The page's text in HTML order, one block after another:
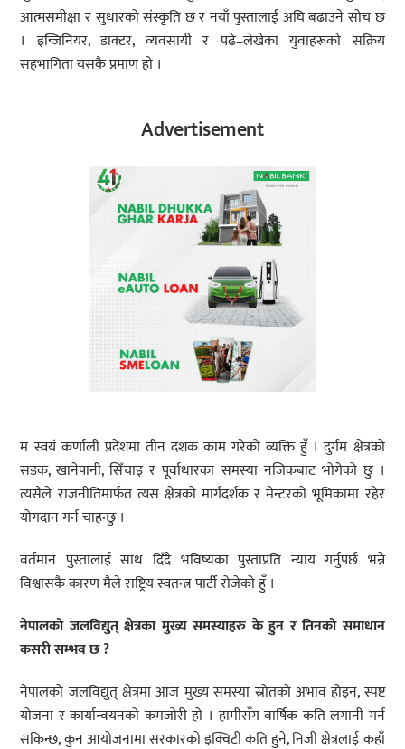
आत्मसमीक्षा र सुधारको संस्कृति छ र नयाँ पुस्तालाई अघि बढाउने सोच छ
। इन्जिनियर, डाक्टर, व्यवसायी र पढे–लेखेका युवाहरूको सक्रिय
सहभागिता यसकै प्रमाण हो ।
Advertisement
म स्वयं कर्णाली प्रदेशमा तीन दशक काम गरेको व्यक्ति हुँ । दुर्गम क्षेत्रको
सडक, खानेपानी, सिँचाइ र पूर्वाधारका समस्या नजिकबाट भोगेको छु ।
त्यसैले राजनीतिमार्फत त्यस क्षेत्रको मार्गदर्शक र मेन्टरको भूमिकामा रहेर
योगदान गर्न चाहन्छु ।
वर्तमान पुस्तालाई साथ दिँदै भविष्यका पुस्ताप्रति न्याय गर्नुपर्छ भन्ने
विश्वासकै कारण मैले राष्ट्रिय स्वतन्त्र पार्टी रोजेको हुँ ।
नेपालको जलविद्युत् क्षेत्रका मुख्य समस्याहरु के हुन र तिनको समाधान
कसरी सम्भव छ ?
नेपालको जलविद्युत् क्षेत्रमा आज मुख्य समस्या स्रोतको अभाव होइन, स्पष्ट
योजना र कार्यान्वयनको कमजोरी हो । हामीसँग वार्षिक कति लगानी गर्न
सकिन्छ, कुन आयोजनामा सरकारको इक्विटी कति हुने, निजी क्षेत्रलाई कहाँ